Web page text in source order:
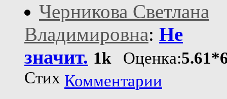
Черникова Светлана
Владимировна: Не
значит. 1kОценка:
Стих Комментарии